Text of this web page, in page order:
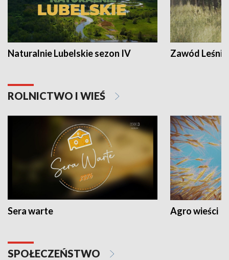
Naturalnie Lubelskie sezon IV Zawód Leśnik
ROLNICTWO I WIEŚ
Sera warte Agro wieści
SPOŁECZEŃSTWO